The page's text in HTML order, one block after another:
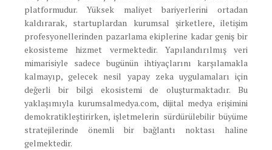
platformudur. Yüksek maliyet bariyerlerini ortadan
kaldırarak, startuplardan kurumsal şirketlere, iletişim
profesyonellerinden pazarlama ekiplerine kadar geniş bir
ekosisteme hizmet vermektedir. Yapılandırılmış veri
mimarisiyle sadece bugünün ihtiyaçlarını karşılamakla
kalmayıp, gelecek nesil yapay zeka uygulamaları için
değerli bir bilgi ekosistemi de oluşturmaktadır. Bu
yaklaşımıyla kurumsalmedya.com, dijital medya erişimini
demokratikleştirirken, işletmelerin sürdürülebilir büyüme
stratejilerinde önemli bir bağlantı noktası haline
gelmektedir.